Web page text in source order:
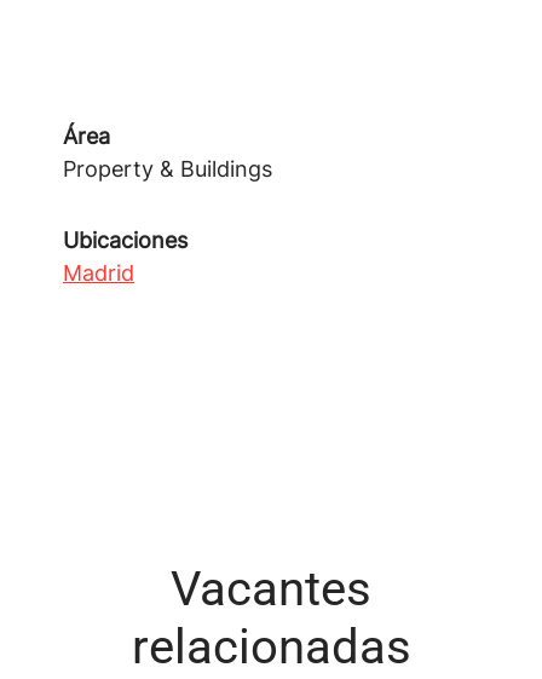
Área
Property & Buildings
Ubicaciones
Madrid
Vacantes
relacionadas